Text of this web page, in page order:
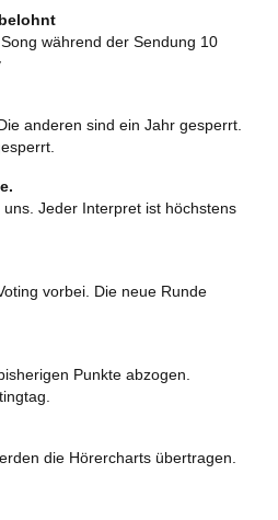
während der Sendung 10
anderen sind ein Jahr gesperrt.
Jeder Interpret ist höchstens
vorbei. Die neue Runde
Punkte abzogen.
die Hörercharts übertragen.